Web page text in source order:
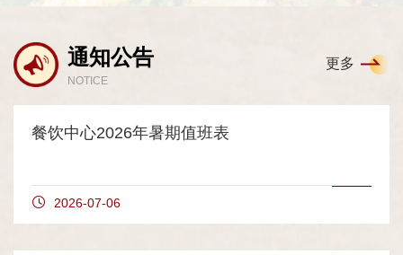
通知公告
NOTICE
更多
餐饮中心2026年暑期值班表
2026-07-06